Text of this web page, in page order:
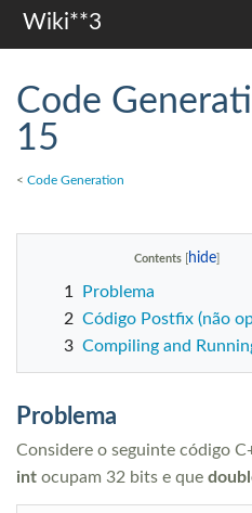
Wiki**3
aulas
Code
15
< Code Generation
Contents
1
Problema
2 Código Postfix (não
3 Compiling and
Problema
Considere o seguinte código
int ocupam 32 bits e que